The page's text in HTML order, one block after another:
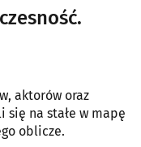
aktorów oraz
się na stałe w mapę
oblicze.